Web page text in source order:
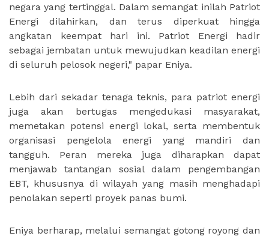
negara yang tertinggal. Dalam semangat inilah Patriot
Energi dilahirkan, dan terus diperkuat hingga
angkatan keempat hari ini. Patriot Energi hadir
sebagai jembatan untuk mewujudkan keadilan energi
di seluruh pelosok negeri," papar Eniya.
Lebih dari sekadar tenaga teknis, para patriot energi
juga akan bertugas mengedukasi masyarakat,
memetakan potensi energi lokal, serta membentuk
organisasi pengelola energi yang mandiri dan
tangguh. Peran mereka juga diharapkan dapat
menjawab tantangan sosial dalam pengembangan
EBT, khususnya di wilayah yang masih menghadapi
penolakan seperti proyek panas bumi.
Eniya berharap, melalui semangat gotong royong dan